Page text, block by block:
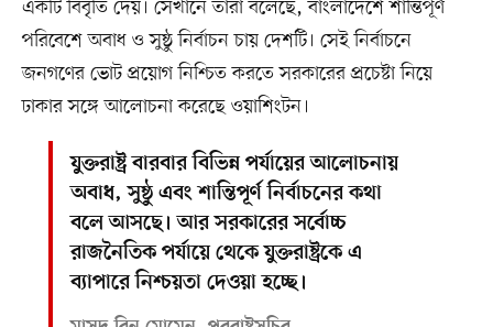
একটি বিবৃতি দেয়। সেখানে তারা বলেছে, বাংলাদেশে শান্তিপূর্ণ
পরিবেশে অবাধ ও সুষ্ঠু নির্বাচন চায় দেশটি। সেই নির্বাচনে
জনগণের ভোট প্রয়োগ নিশ্চিত করতে সরকারের প্রচেষ্টা নিয়ে
ঢাকার সঙ্গে আলোচনা করেছে ওয়াশিংটন।
যুক্তরাষ্ট্র বারবার বিভিন্ন পর্যায়ের আলোচনায়
অবাধ, সুষ্ঠু এবং শান্তিপূর্ণ নির্বাচনের কথা
বলে আসছে। আর সরকারের সর্বোচ্চ
রাজনৈতিক পর্যায়ে থেকে যুক্তরাষ্ট্রকে এ
ব্যাপারে নিশ্চয়তা দেওয়া হচ্ছে।